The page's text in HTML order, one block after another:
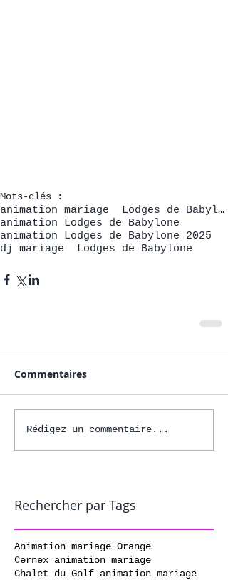
Mots-clés :
animation mariage Lodges de Babylone
animation Lodges de Babylone
animation Lodges de Babylone 2025
dj mariage Lodges de Babylone
Commentaires
Rédigez un commentaire...
Rechercher par Tags
Animation mariage Orange
Cernex animation mariage
Chalet du Golf animation mariage